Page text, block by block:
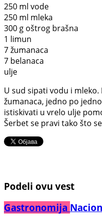
250 ml vode
250 ml mleka
300 g oštrog brašna
1 limun
7 žumanaca
7 belanaca
ulje
U sud sipati vodu i
žumanaca, jedno po
istiskivati u vrelo ulje
Šerbet se pravi tako što
Podeli ovu vest
Gastronomija